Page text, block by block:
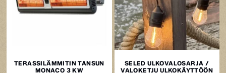
TERASSILÄMMITIN TANSUN
MONACO 3 KW
SELED ULKOVALOSARJA /
VALOKETJU ULKOKÄYTTÖÖN